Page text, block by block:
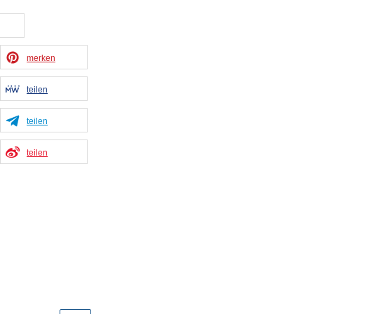
merken
teilen
teilen
teilen